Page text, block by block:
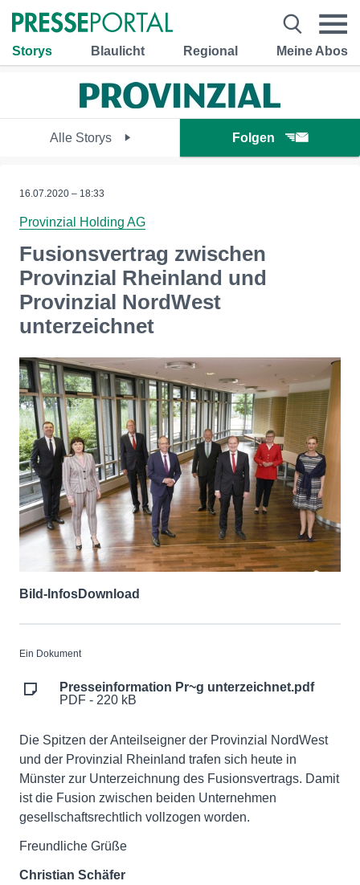
Storys Blaulicht Regional Meine Abos
Alle Storys Folgen
16.07.2020 – 18:33
Provinzial Holding AG
Fusionsvertrag zwischen
Provinzial Rheinland und
Provinzial NordWest
unterzeichnet
Bild-InfosDownload
Ein Dokument
Presseinformation Pr~g unterzeichnet.pdf
PDF - 220 kB
Die Spitzen der Anteilseigner der Provinzial NordWest
und der Provinzial Rheinland trafen sich heute in
Münster zur Unterzeichnung des Fusionsvertrags. Damit
ist die Fusion zwischen beiden Unternehmen
gesellschaftsrechtlich vollzogen worden.
Freundliche Grüße
Christian Schäfer